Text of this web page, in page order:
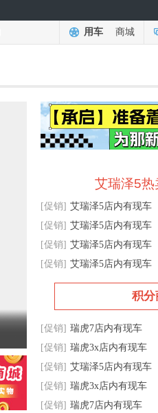
用车 商城
艾瑞泽5热
[促销] 艾瑞泽5店内有现车
[促销] 艾瑞泽5店内有现车
[促销] 艾瑞泽5店内有现车
[促销] 艾瑞泽5店内有现车
积分
[促销] 瑞虎7店内有现车
[促销] 瑞虎3x店内有现车
[促销] 艾瑞泽5店内有现车
[促销] 瑞虎3x店内有现车
[促销] 瑞虎7店内有现车